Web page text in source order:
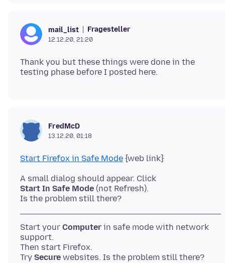
mail_list Fragesteller
12.12.20, 21:20
Thank you but these things were done in the
FredMcD
13.12.20, 01:18
Start Firefox in Safe Mode
Start In Safe Mode (not Refresh).
Start your Computer in safe mode with network
support.
Then start Firefox.
Try Secure